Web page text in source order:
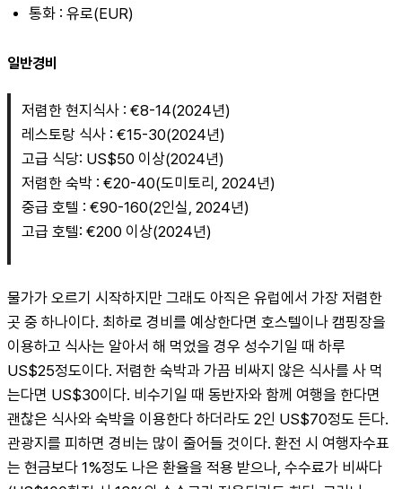
통화 : 유로(EUR)
일반경비
저렴한 현지식사 : €8-14(2024년)
레스토랑 식사 : €15-30(2024년)
고급 식당: US$50 이상(2024년)
저렴한 숙박 : €20-40(도미토리, 2024년)
중급 호텔 : €90-160(2인실, 2024년)
고급 호텔: €200 이상(2024년)
물가가 오르기 시작하지만 그래도 아직은 유럽에서 가장 저렴한
곳 중 하나이다. 최하로 경비를 예상한다면 호스텔이나 캠핑장을
이용하고 식사는 알아서 해 먹었을 경우 성수기일 때 하루
US$25정도이다. 저렴한 숙박과 가끔 비싸지 않은 식사를 사 먹
는다면 US$30이다. 비수기일 때 동반자와 함께 여행을 한다면
괜찮은 식사와 숙박을 이용한다 하더라도 2인 US$70정도 든다.
관광지를 피하면 경비는 많이 줄어들 것이다. 환전 시 여행자수표
는 현금보다 1%정도 나은 환율을 적용 받으나, 수수료가 비싸다